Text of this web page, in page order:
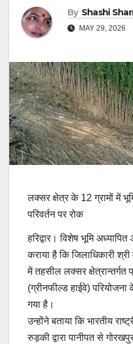
By Shashi
MAY 29, 2026
लक्सर क्षेत्र के 12 ग्रामों में
परिवर्तन पर रोक
हरिद्वार। विशेष भूमि
कराया है कि जिलाधिकारी
में तहसील लक्सर क्षेत्रान्तर्गत
(ग्रीनफील्ड हाईवे) परियोजना
गया है।
उन्होंने बताया कि भारतीय
रुड़की द्वारा पानीपत से